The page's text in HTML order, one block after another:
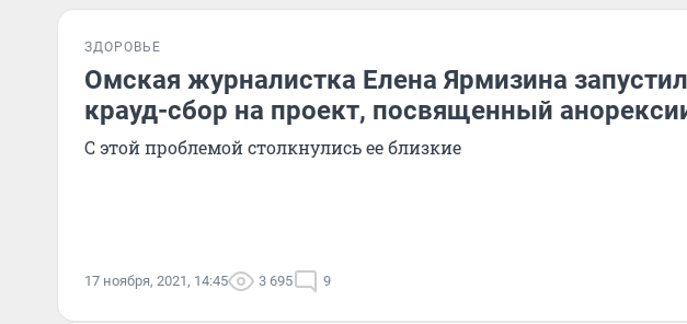
ЗДОРОВЬЕ
Омская журналистка Елена Ярмизина
крауд-сбор на проект, посвященный
С этой проблемой столкнулись ее близкие
17 ноября, 2021, 14:45 3 695 9